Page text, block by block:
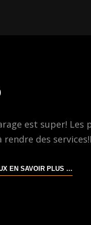
est super!
rendre des
EN SAVOIR PLUS …